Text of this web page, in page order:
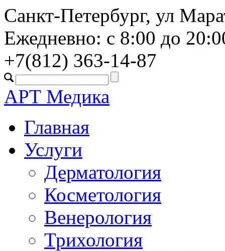
Санкт-Петербург, ул
Ежедневно: с 8:00 до
+7(812) 363-14-87
АРТ Медика
Главная
Услуги
Дерматология
Косметология
Венерология
Трихология